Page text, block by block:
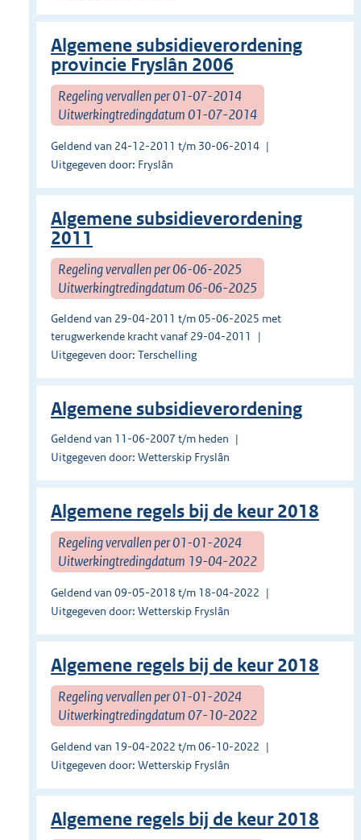
Algemene subsidieverordening
provincie Fryslân 2006
Regeling vervallen per 01-07-2014
Uitwerkingtredingdatum 01-07-2014
Geldend van 24-12-2011 t/m 30-06-2014
Uitgegeven door: Fryslân
Algemene subsidieverordening
2011
Regeling vervallen per 06-06-2025
Uitwerkingtredingdatum 06-06-2025
Geldend van 29-04-2011 t/m 05-06-2025 met
terugwerkende kracht vanaf 29-04-2011
Uitgegeven door: Terschelling
Algemene subsidieverordening
Geldend van 11-06-2007 t/m heden
Uitgegeven door: Wetterskip Fryslân
Algemene regels bij de keur 2018
Regeling vervallen per 01-01-2024
Uitwerkingtredingdatum 19-04-2022
Geldend van 09-05-2018 t/m 18-04-2022
Uitgegeven door: Wetterskip Fryslân
Algemene regels bij de keur 2018
Regeling vervallen per 01-01-2024
Uitwerkingtredingdatum 07-10-2022
Geldend van 19-04-2022 t/m 06-10-2022
Uitgegeven door: Wetterskip Fryslân
Algemene regels bij de keur 2018